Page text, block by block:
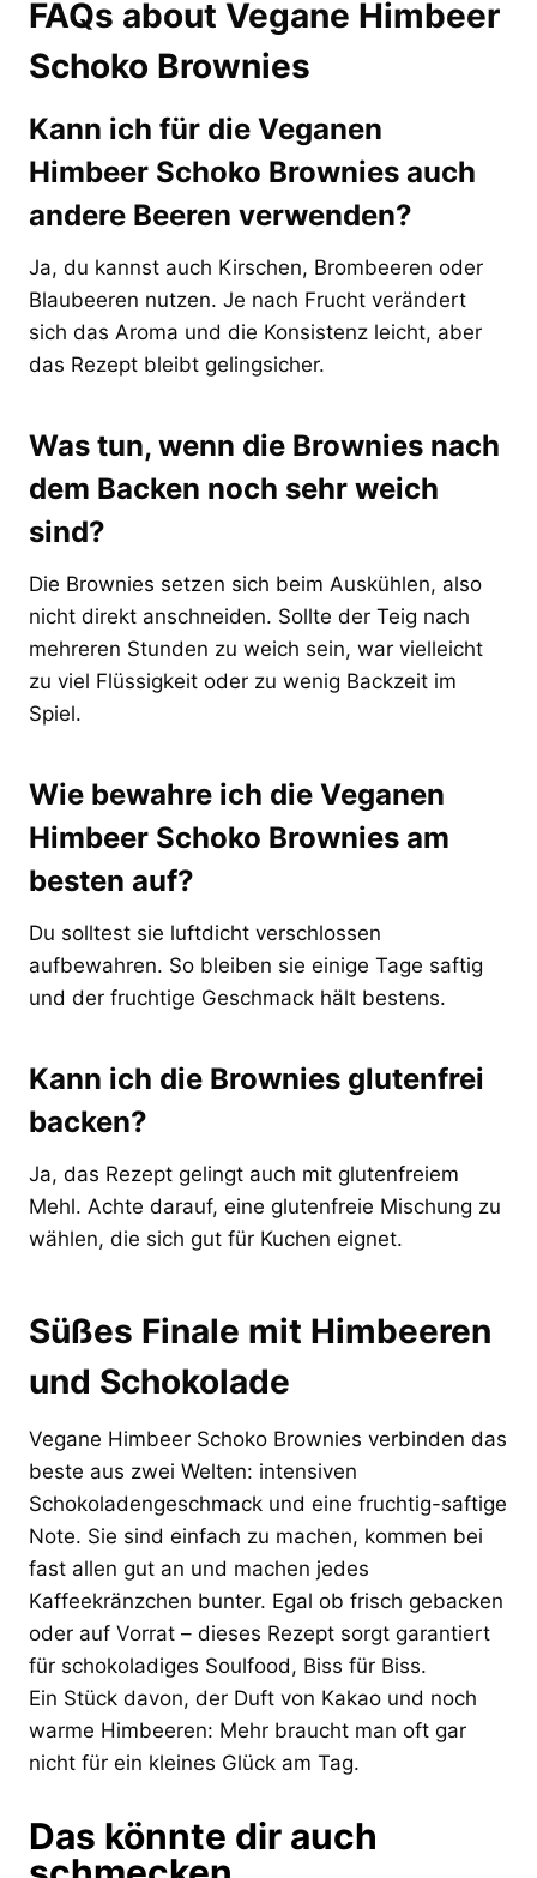
FAQs about Vegane Himbeer
Schoko Brownies
Kann ich für die Veganen
Himbeer Schoko Brownies auch
andere Beeren verwenden?
Ja, du kannst auch Kirschen, Brombeeren oder
Blaubeeren nutzen. Je nach Frucht verändert
sich das Aroma und die Konsistenz leicht, aber
das Rezept bleibt gelingsicher.
Was tun, wenn die Brownies nach
dem Backen noch sehr weich
sind?
Die Brownies setzen sich beim Auskühlen, also
nicht direkt anschneiden. Sollte der Teig nach
mehreren Stunden zu weich sein, war vielleicht
zu viel Flüssigkeit oder zu wenig Backzeit im
Spiel.
Wie bewahre ich die Veganen
Himbeer Schoko Brownies am
besten auf?
Du solltest sie luftdicht verschlossen
aufbewahren. So bleiben sie einige Tage saftig
und der fruchtige Geschmack hält bestens.
Kann ich die Brownies glutenfrei
backen?
Ja, das Rezept gelingt auch mit glutenfreiem
Mehl. Achte darauf, eine glutenfreie Mischung zu
wählen, die sich gut für Kuchen eignet.
Süßes Finale mit Himbeeren
und Schokolade
Vegane Himbeer Schoko Brownies verbinden das
beste aus zwei Welten: intensiven
Schokoladengeschmack und eine fruchtig-saftige
Note. Sie sind einfach zu machen, kommen bei
fast allen gut an und machen jedes
Kaffeekränzchen bunter. Egal ob frisch gebacken
oder auf Vorrat – dieses Rezept sorgt garantiert
für schokoladiges Soulfood, Biss für Biss.
Ein Stück davon, der Duft von Kakao und noch
warme Himbeeren: Mehr braucht man oft gar
nicht für ein kleines Glück am Tag.
Das könnte dir auch